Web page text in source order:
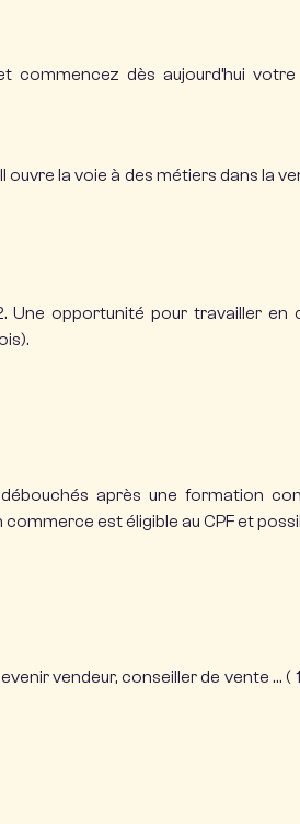
commencez dès aujourd’hui
ouvre la voie à des métiers dans la
Une opportunité pour travailler
après une formation
est éligible au CPF et
vendeur, conseiller de vente … (